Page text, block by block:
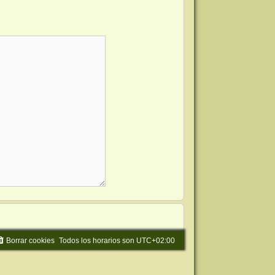
Todos los horarios son UTC+02:00
Borrar cookies